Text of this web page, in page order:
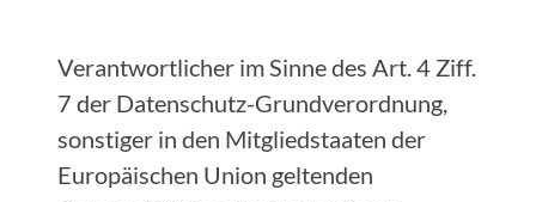
Verantwortlicher im Sinne des Art. 4 Ziff.
7 der Datenschutz-Grundverordnung,
sonstiger in den Mitgliedstaaten der
Europäischen Union geltenden